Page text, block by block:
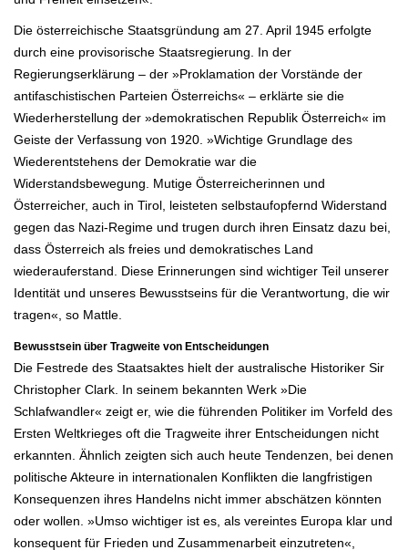
Die österreichische Staatsgründung am 27. April 1945 erfolgte
durch eine provisorische Staatsregierung. In der
Regierungserklärung – der »Proklamation der Vorstände der
antifaschistischen Parteien Österreichs« – erklärte sie die
Wiederherstellung der »demokratischen Republik Österreich« im
Geiste der Verfassung von 1920. »Wichtige Grundlage des
Wiederentstehens der Demokratie war die
Widerstandsbewegung. Mutige Österreicherinnen und
Österreicher, auch in Tirol, leisteten selbstaufopfernd Widerstand
gegen das Nazi-Regime und trugen durch ihren Einsatz dazu bei,
dass Österreich als freies und demokratisches Land
wiederauferstand. Diese Erinnerungen sind wichtiger Teil unserer
Identität und unseres Bewusstseins für die Verantwortung, die wir
tragen«, so Mattle.
Bewusstsein über Tragweite von Entscheidungen
Die Festrede des Staatsaktes hielt der australische Historiker Sir
Christopher Clark. In seinem bekannten Werk »Die
Schlafwandler« zeigt er, wie die führenden Politiker im Vorfeld des
Ersten Weltkrieges oft die Tragweite ihrer Entscheidungen nicht
erkannten. Ähnlich zeigten sich auch heute Tendenzen, bei denen
politische Akteure in internationalen Konflikten die langfristigen
Konsequenzen ihres Handelns nicht immer abschätzen könnten
oder wollen. »Umso wichtiger ist es, als vereintes Europa klar und
konsequent für Frieden und Zusammenarbeit einzutreten«,